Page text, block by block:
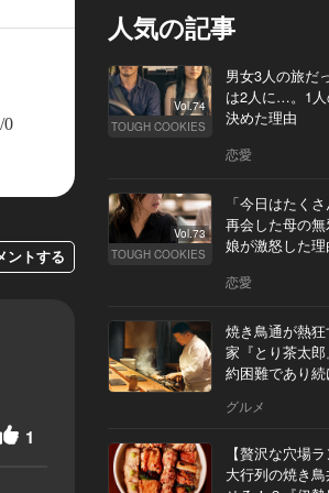
0
ントする
1
人気の記事
Vol.74
TOUGH COOKIES
男女3人の旅だ
は2人に…。1人
決めた理由
恋愛
Vol.73
TOUGH COOKIES
「今日はたく
再会した母の無
娘が激怒した理
恋愛
焼き鳥通が熱
家『とり茶太
約困難であり
グルメ
【贅沢な穴場
大行列の焼き